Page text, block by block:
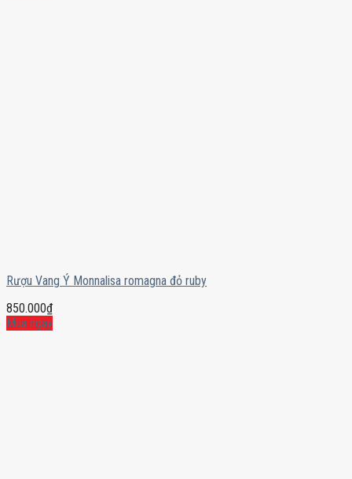
Rượu Vang Ý Monnalisa romagna đỏ ruby
850.000₫
Mua ngay